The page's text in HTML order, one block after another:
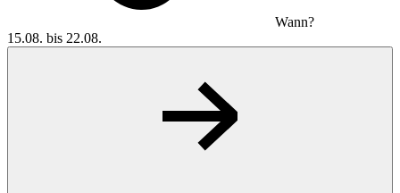
Wann?
15.08. bis 22.08.